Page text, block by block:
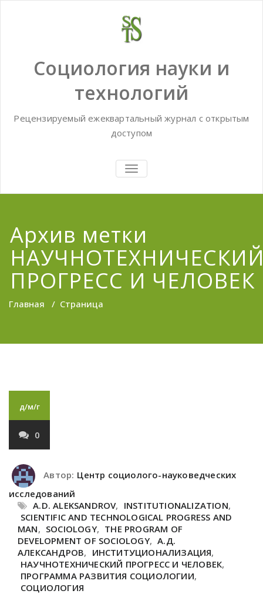
Социология науки и
технологий
Рецензируемый ежеквартальный журнал с открытым
доступом
TOGGLE
NAVIGATION
Архив метки
ПРОГРЕСС И ЧЕЛОВЕК
Главная / Страница
д/м/г
0
Автор: Центр социолого-науковедческих
исследований
A.D. ALEKSANDROV, INSTITUTIONALIZATION,
SCIENTIFIC AND TECHNOLOGICAL PROGRESS AND
MAN, SOCIOLOGY, THE PROGRAM OF
DEVELOPMENT OF SOCIOLOGY, А.Д.
АЛЕКСАНДРОВ, ИНСТИТУЦИОНАЛИЗАЦИЯ,
НАУЧНОТЕХНИЧЕСКИЙ ПРОГРЕСС И ЧЕЛОВЕК,
ПРОГРАММА РАЗВИТИЯ СОЦИОЛОГИИ,
СОЦИОЛОГИЯ